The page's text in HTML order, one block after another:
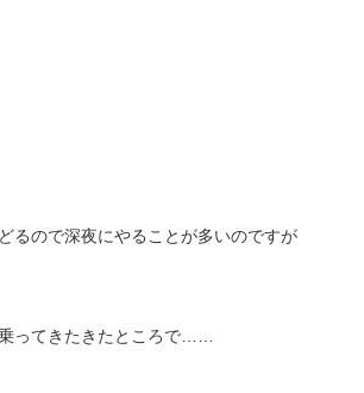
るので深夜にやることが多いのですが
ってきたきたところで……